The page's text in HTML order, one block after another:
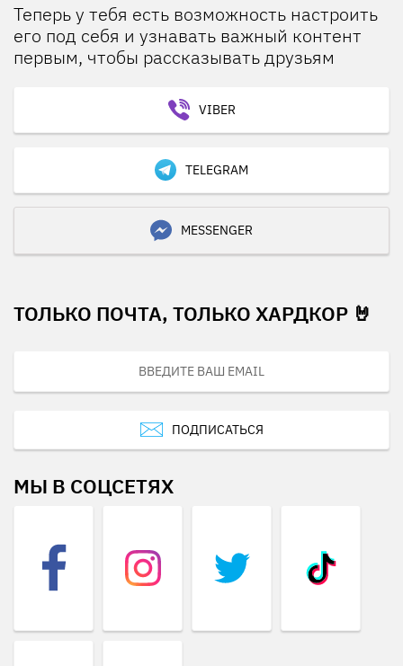
Теперь у тебя есть возможность настроить
его под себя и узнавать важный контент
первым, чтобы рассказывать друзьям
VIBER
TELEGRAM
MESSENGER
ТОЛЬКО ПОЧТА, ТОЛЬКО ХАРДКОР 🤘
ПОДПИСАТЬСЯ
МЫ В СОЦСЕТЯХ